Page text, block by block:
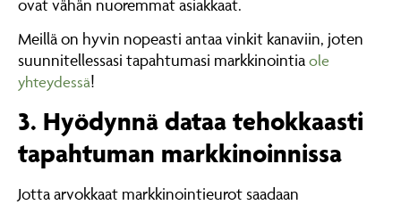
ovat vähän nuoremmat asiakkaat.
Meillä on hyvin nopeasti antaa vinkit kanaviin, joten
suunnitellessasi tapahtumasi markkinointia ole
yhteydessä!
3. Hyödynnä dataa tehokkaasti
tapahtuman markkinoinnissa
Jotta arvokkaat markkinointieurot saadaan